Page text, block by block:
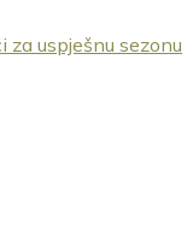
za uspješnu sezonu